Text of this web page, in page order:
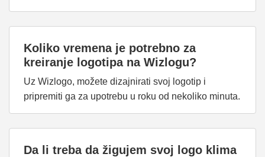
Koliko vremena je potrebno za
kreiranje logotipa na Wizlogu?
Uz Wizlogo, možete dizajnirati svoj logotip i
pripremiti ga za upotrebu u roku od nekoliko minuta.
Da li treba da žigujem svoj logo klima